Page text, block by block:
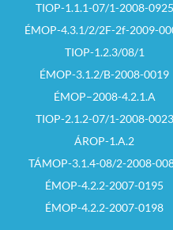
TIOP-1.1.1-07/1-2008-0925
ÉMOP-4.3.1/2/2F-2f-2009-
TIOP-1.2.3/08/1
ÉMOP-3.1.2/B-2008-0019
ÉMOP–2008-4.2.1.A
TIOP-2.1.2-07/1-2008-0023
ÁROP-1.A.2
TÁMOP-3.1.4-08/2-2008-
ÉMOP-4.2.2-2007-0195
ÉMOP-4.2.2-2007-0198